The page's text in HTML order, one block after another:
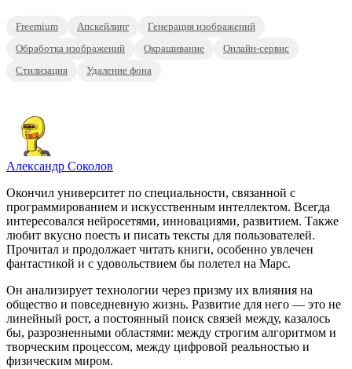
Freemium Апскейлинг
Генерация изображений
Обработка изображений
Окрашивание
Онлайн-сервис
Стилизация
Удаление фона
Александр Соколов
Окончил университет по специальности, связанной с
программированием и искусственным интеллектом. Всегда
интересовался нейросетями, инновациями, развитием. Также
любит вкусно поесть и писать тексты для пользователей.
Прочитал и продолжает читать книги, особенно увлечен
фантастикой и с удовольствием бы полетел на Марс.
Он анализирует технологии через призму их влияния на
общество и повседневную жизнь. Развитие для него — это не
линейный рост, а постоянный поиск связей между, казалось
бы, разрозненными областями: между строгим алгоритмом и
творческим процессом, между цифровой реальностью и
физическим миром.